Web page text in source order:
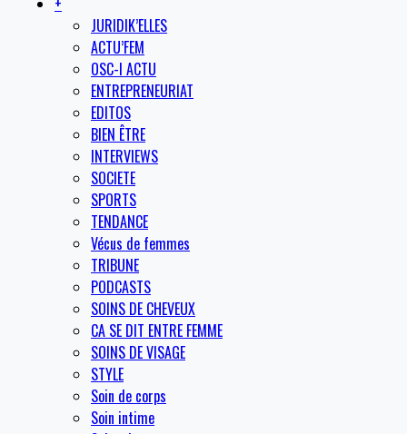
JURIDIK’ELLES
ACTU’FEM
OSC-I ACTU
ENTREPRENEURIAT
EDITOS
BIEN ÊTRE
INTERVIEWS
SOCIETE
SPORTS
TENDANCE
Vécus de femmes
TRIBUNE
PODCASTS
SOINS DE CHEVEUX
CA SE DIT ENTRE FEMME
SOINS DE VISAGE
STYLE
Soin de corps
Soin intime